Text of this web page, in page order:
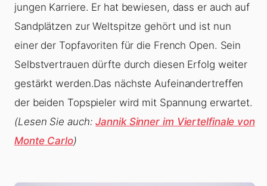
jungen Karriere. Er hat bewiesen, dass er auch auf
Sandplätzen zur Weltspitze gehört und ist nun
einer der Topfavoriten für die French Open. Sein
Selbstvertrauen dürfte durch diesen Erfolg weiter
gestärkt werden.Das nächste Aufeinandertreffen
der beiden Topspieler wird mit Spannung erwartet.
(Lesen Sie auch:Jannik Sinner im Viertelfinale von
Monte Carlo)